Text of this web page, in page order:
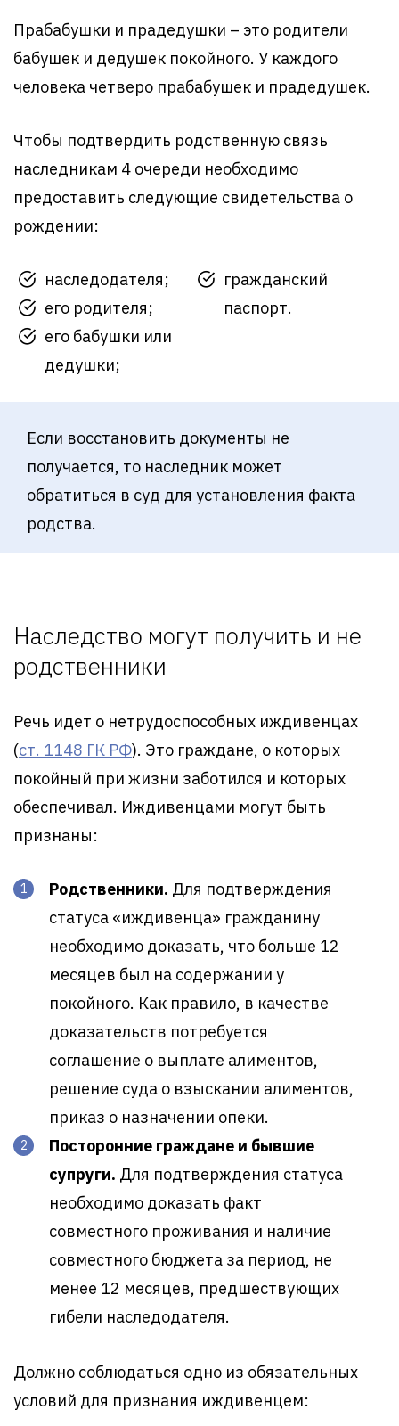
Прабабушки и прадедушки – это родители
бабушек и дедушек покойного. У каждого
человека четверо прабабушек и прадедушек.
Чтобы подтвердить родственную связь
наследникам 4 очереди необходимо
предоставить следующие свидетельства о
рождении:
наследодателя;
его родителя;
его бабушки или
дедушки;
гражданский
паспорт.
Если восстановить документы не
получается, то наследник может
обратиться в суд для установления факта
родства.
Наследство могут получить и не
родственники
Речь идет о нетрудоспособных иждивенцах
(ст. 1148 ГК РФ). Это граждане, о которых
покойный при жизни заботился и которых
обеспечивал. Иждивенцами могут быть
признаны:
Родственники. Для подтверждения
статуса «иждивенца» гражданину
необходимо доказать, что больше 12
месяцев был на содержании у
покойного. Как правило, в качестве
доказательств потребуется
соглашение о выплате алиментов,
решение суда о взыскании алиментов,
приказ о назначении опеки.
Посторонние граждане и бывшие
супруги. Для подтверждения статуса
необходимо доказать факт
совместного проживания и наличие
совместного бюджета за период, не
менее 12 месяцев, предшествующих
гибели наследодателя.
Должно соблюдаться одно из обязательных
условий для признания иждивенцем: